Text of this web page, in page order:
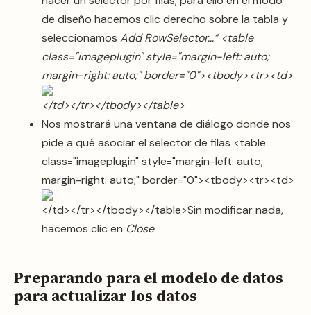
de diseño hacemos clic derecho sobre la tabla y
seleccionamos Add RowSelector…” <table
class="imageplugin" style="margin-left: auto;
margin-right: auto;" border="0"><tbody><tr><td>
</td></tr></tbody></table>
Nos mostrará una ventana de diálogo donde nos
pide a qué asociar el selector de filas <table
class="imageplugin" style="margin-left: auto;
margin-right: auto;" border="0"><tbody><tr><td>
</td></tr></tbody></table>Sin modificar nada,
hacemos clic en Close
Preparando para el modelo de datos
para actualizar los datos